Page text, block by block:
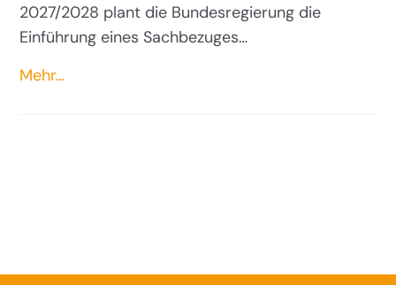
2027/2028 plant die Bundesregierung die
Einführung eines Sachbezuges…
Mehr…